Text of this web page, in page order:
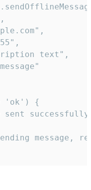
text",
'ok') {
sent
message,